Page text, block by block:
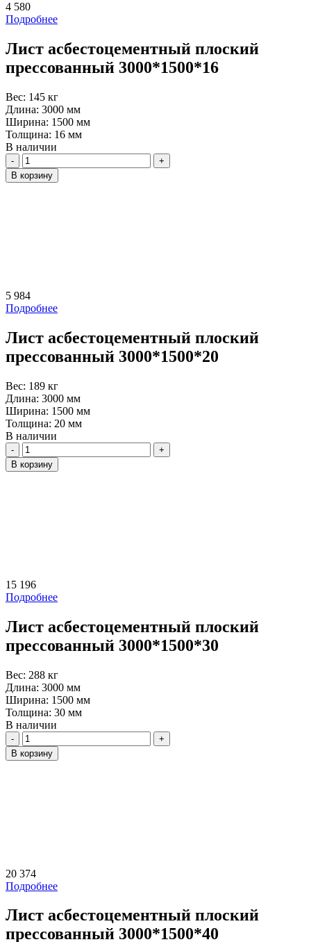
4 580
Подробнее
Лист асбестоцементный плоский
прессованный 3000*1500*16
Вес: 145 кг
Длина: 3000 мм
Ширина: 1500 мм
Толщина: 16 мм
В наличии
Количество
В корзину
5 984
Подробнее
Лист асбестоцементный плоский
прессованный 3000*1500*20
Вес: 189 кг
Длина: 3000 мм
Ширина: 1500 мм
Толщина: 20 мм
В наличии
Количество
В корзину
15 196
Подробнее
Лист асбестоцементный плоский
прессованный 3000*1500*30
Вес: 288 кг
Длина: 3000 мм
Ширина: 1500 мм
Толщина: 30 мм
В наличии
Количество
В корзину
20 374
Подробнее
Лист асбестоцементный плоский
прессованный 3000*1500*40